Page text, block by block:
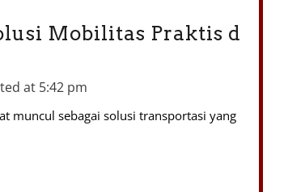
Mobilitas Praktis d
at 5:42 pm
muncul sebagai solusi transportasi yang